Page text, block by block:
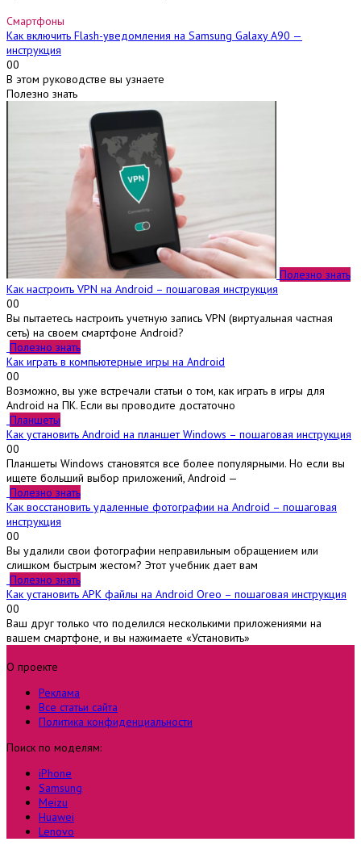
Смартфоны
Как включить Flash-уведомления на Samsung Galaxy A90 —
инструкция
00
В этом руководстве вы узнаете
Полезно знать
Полезно знать
Как настроить VPN на Android – пошаговая инструкция
00
Вы пытаетесь настроить учетную запись VPN (виртуальная частная
сеть) на своем смартфоне Android?
Полезно знать
Как играть в компьютерные игры на Android
00
Возможно, вы уже встречали статьи о том, как играть в игры для
Android на ПК. Если вы проводите достаточно
Планшеты
Как установить Android на планшет Windows – пошаговая инструкция
00
Планшеты Windows становятся все более популярными. Но если вы
ищете больший выбор приложений, Android —
Полезно знать
Как восстановить удаленные фотографии на Android – пошаговая
инструкция
00
Вы удалили свои фотографии неправильным обращением или
слишком быстрым жестом? Этот учебник дает вам
Полезно знать
Как установить APK файлы на Android Oreo – пошаговая инструкция
00
Ваш друг только что поделился несколькими приложениями на
вашем смартфоне, и вы нажимаете «Установить»
О проекте
Реклама
Все статьи сайта
Политика конфиденциальности
Поиск по моделям:
iPhone
Samsung
Meizu
Huawei
Lenovo